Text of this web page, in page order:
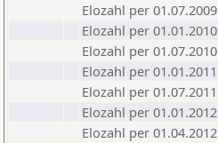
Elozahl per 01.07.2009
Elozahl per 01.01.2010
Elozahl per 01.07.2010
Elozahl per 01.01.2011
Elozahl per 01.07.2011
Elozahl per 01.01.2012
Elozahl per 01.04.2012